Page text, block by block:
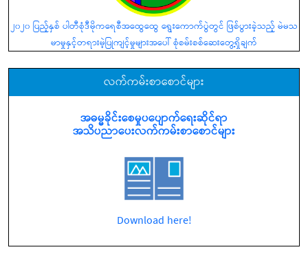
၂၀၂၀ ပြည့်နှစ် ပါတီစုံဒီမိုကရေစီအထွေထွေ ရွေးကောက်ပွဲတွင် ဖြစ်ပွားခဲ့သည့် မဲမသ
မာမှုနှင့်တရားမဲ့ပြုကျင့်မှုများအပေါ် စုံစမ်းစစ်ဆေးတွေ့ရှိချက်
လက်ကမ်းစာစောင်များ
အဓမ္မခိုင်းစေမှုပပျောက်ရေးဆိုင်ရာ
အသိပညာပေးလက်ကမ်းစာစောင်များ
Download here!